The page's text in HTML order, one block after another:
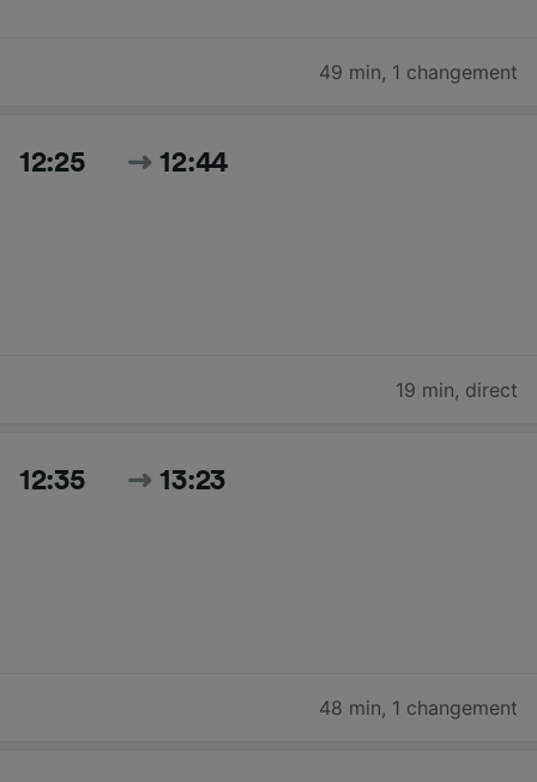
49 min, 1 changement
12:25 12:44
19 min, direct
12:35 13:23
48 min, 1 changement